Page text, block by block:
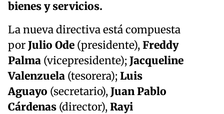
bienes y servicios.
La nueva directiva está compuesta
porJulio Ode (presidente),Freddy
Palma (vicepresidente); Jacqueline
Valenzuela (tesorera); Luis
Aguayo (secretario),Juan Pablo
Cárdenas (director),Rayi